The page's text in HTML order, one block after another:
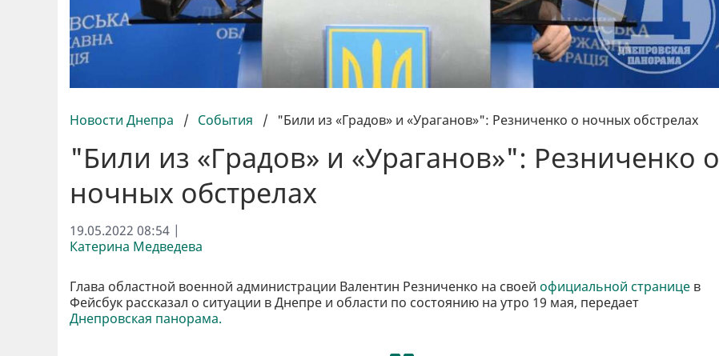
Новости Днепра / События / "Били из «Градов» и «Ураганов»": Резниченко о ночных обстрелах
"Били из «Градов» и «Ураганов»": Резниченко о
ночных обстрелах
19.05.2022 08:54 |
Катерина Медведева
Глава областной военной администрации Валентин Резниченко на своей официальной странице в
Фейсбук рассказал о ситуации в Днепре и области по состоянию на утро 19 мая, передает
Днепровская панорама.